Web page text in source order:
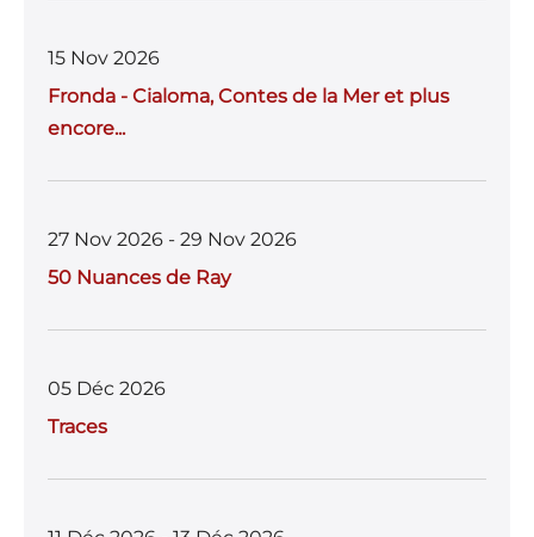
15 Nov 2026
Fronda - Cialoma, Contes de la Mer et plus
encore...
27 Nov 2026 - 29 Nov 2026
50 Nuances de Ray
05 Déc 2026
Traces